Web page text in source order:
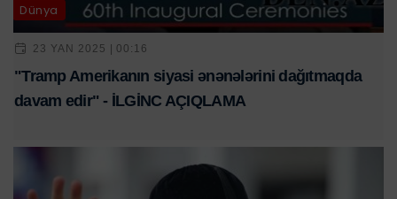
Dünya
23 YAN 2025 | 00:16
"Tramp Amerikanın siyasi ənənələrini dağıtmaqda
davam edir" - İLGİNC AÇIQLAMA